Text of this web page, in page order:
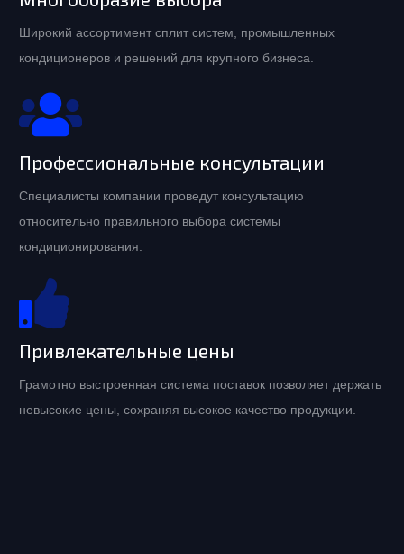
Широкий ассортимент сплит систем, промышленных
кондиционеров и решений для крупного бизнеса.
Профессиональные консультации
Специалисты компании проведут консультацию
относительно правильного выбора системы
кондиционирования.
Привлекательные цены
Грамотно выстроенная система поставок позволяет держать
невысокие цены, сохраняя высокое качество продукции.